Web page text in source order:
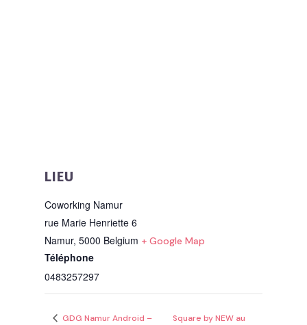
LIEU
Coworking Namur
rue Marie Henriette 6
Namur, 5000 Belgium + Google Map
Téléphone
0483257297
GDG Namur Android –
Square by NEW au